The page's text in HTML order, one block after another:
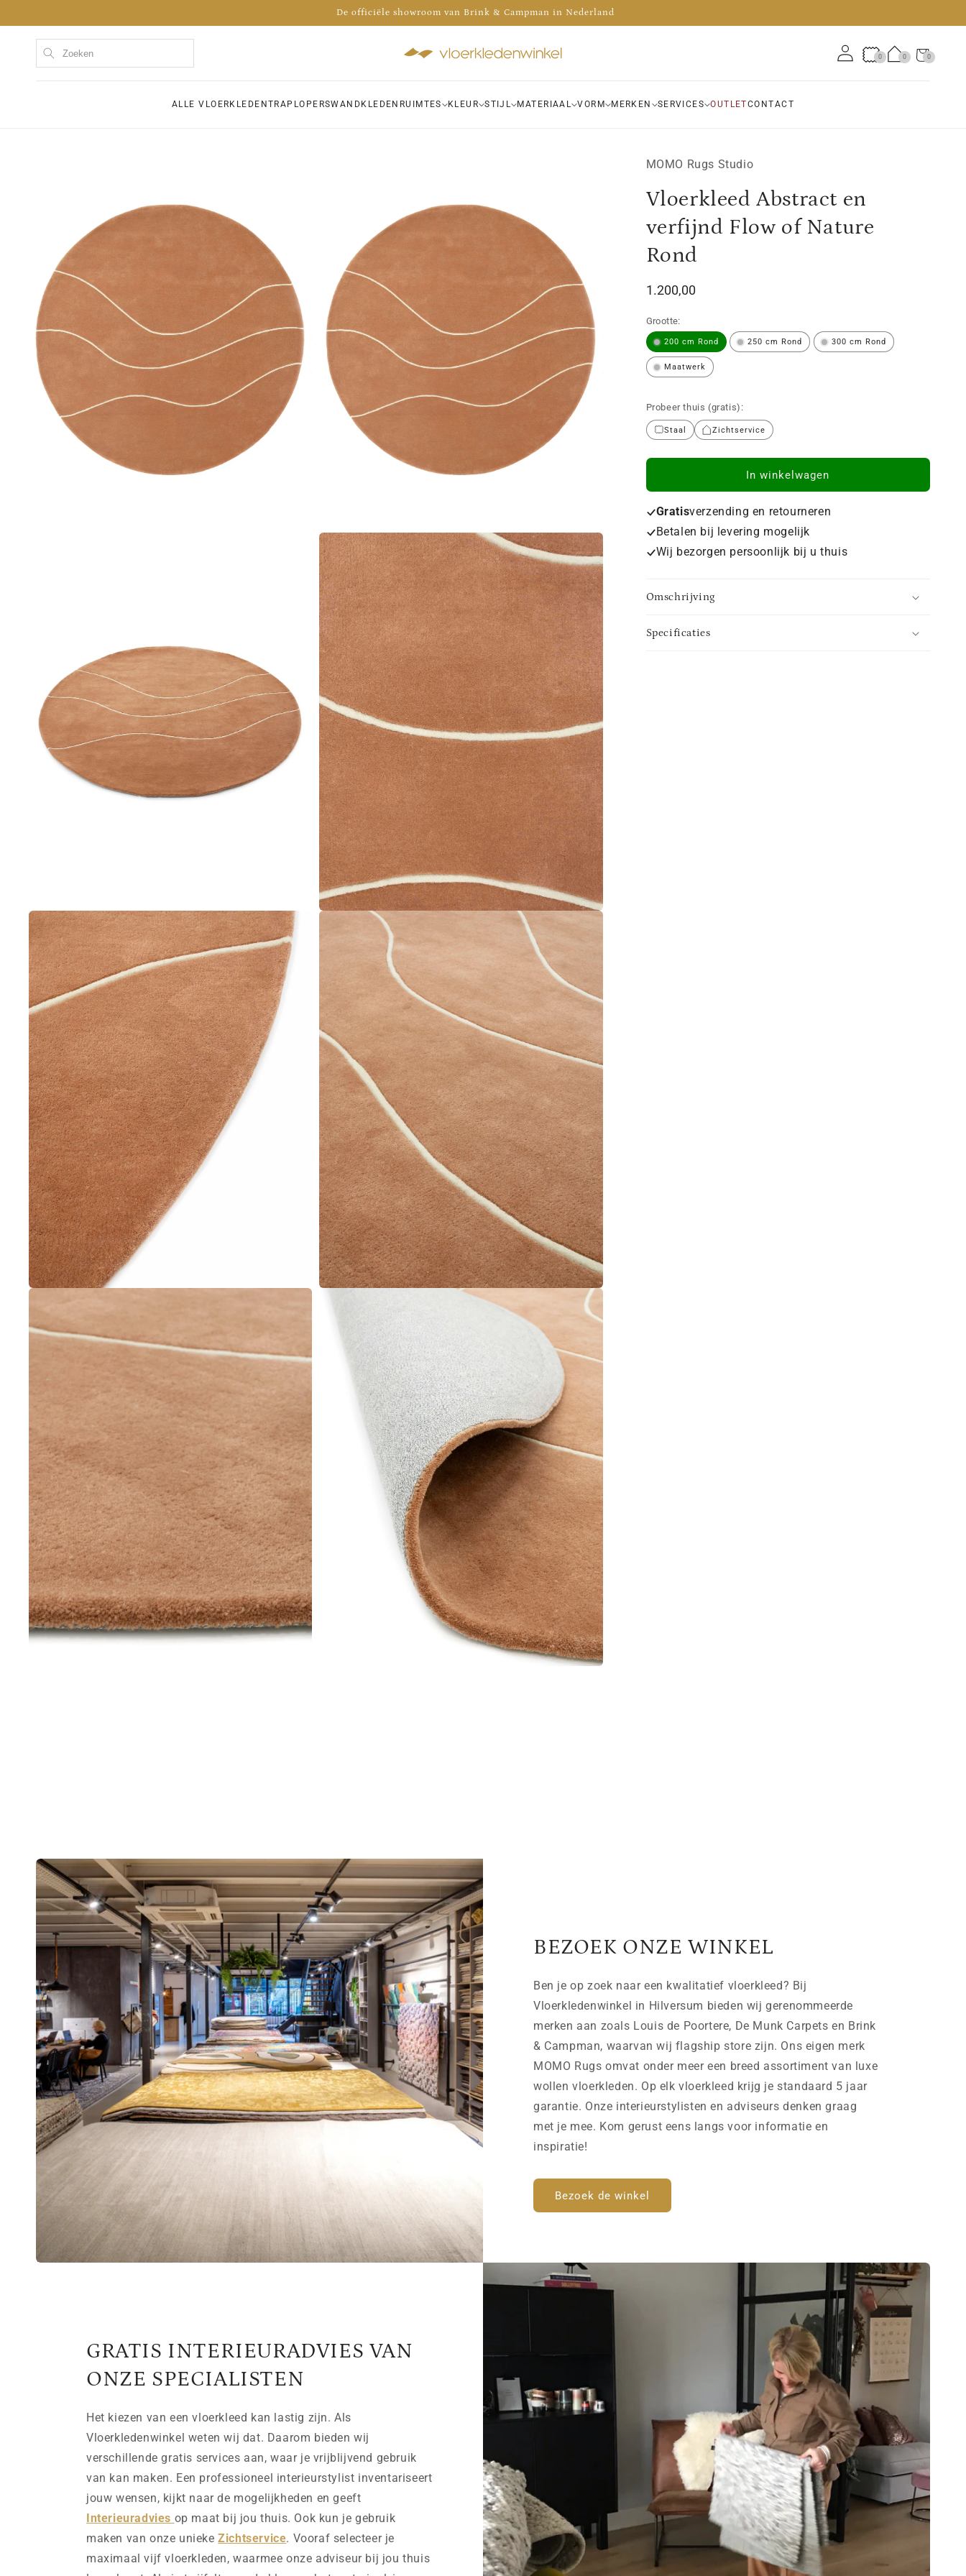
content
Advies nodig? Bel 035 - 30 30 009
0 0
Winkelwagen
0
0
artikelen
ALLE VLOERKLEDENTRAPLOPERSWANDKLEDEN RUIMTES KLEUR STIJL MATERIAAL VORM MERKEN SERVICES OUTLETCONTACT
MOMO Rugs Studio
Vloerkleed Abstract en
verfijnd Flow of Nature
Rond
Normale
1.200,00
Grootte:
200 cm Rond 250 cm Rond 300 cm Rond
Maatwerk
Probeer thuis (gratis):
Staal Zichtservice
In winkelwagen
Gratisverzending en retourneren
Betalen bij levering mogelijk
Wij bezorgen persoonlijk bij u thuis
Omschrijving
Specificaties
BEZOEK ONZE WINKEL
Ben je op zoek naar een kwalitatief vloerkleed? Bij
Vloerkledenwinkel in Hilversum bieden wij gerenommeerde
merken aan zoals Louis de Poortere, De Munk Carpets en Brink
& Campman, waarvan wij flagship store zijn. Ons eigen merk
MOMO Rugs omvat onder meer een breed assortiment van luxe
wollen vloerkleden. Op elk vloerkleed krijg je standaard 5 jaar
garantie. Onze interieurstylisten en adviseurs denken graag
met je mee. Kom gerust eens langs voor informatie en
inspiratie!
Bezoek de winkel
GRATIS INTERIEURADVIES VAN
ONZE SPECIALISTEN
Het kiezen van een vloerkleed kan lastig zijn. Als
Vloerkledenwinkel weten wij dat. Daarom bieden wij
verschillende gratis services aan, waar je vrijblijvend gebruik
van kan maken. Een professioneel interieurstylist inventariseert
jouw wensen, kijkt naar de mogelijkheden en geeft
Interieuradvies op maat bij jou thuis. Ook kun je gebruik
maken van onze uniekeZichtservice. Vooraf selecteer je
maximaal vijf vloerkleden, waarmee onze adviseur bij jou thuis